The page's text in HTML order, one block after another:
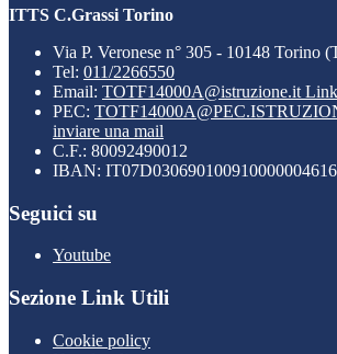
ITTS C.Grassi Torino
Via P. Veronese n° 305 - 10148 Torino
Tel: 011/2266550
Email: TOTF14000A@istruzione.it
PEC:
inviare una mail
C.F.: 80092490012
IBAN:
Seguici su
Youtube
Sezione Link Utili
Cookie policy